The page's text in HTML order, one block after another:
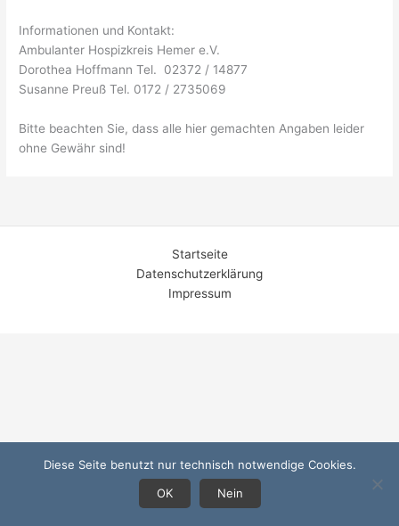
Informationen und Kontakt:
Ambulanter Hospizkreis Hemer e.V.
Dorothea Hoffmann Tel. 02372 / 14877
Susanne Preuß Tel. 0172 / 2735069
Bitte beachten Sie, dass alle hier gemachten Angaben leider
ohne Gewähr sind!
Startseite
Datenschutzerklärung
Impressum
Diese Seite benutzt nur technisch notwendige Cookies.
OK
Nein